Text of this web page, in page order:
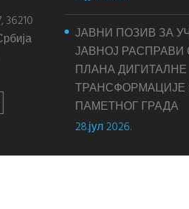
36210
ЈАВНИ ПОЗИВ ЗА
ЈАВНОЈ РАСПРАВИ
ПЛАНА ДИГИТАЛНЕ
ТРАНСФОРМАЦИЈЕ
ПАМЕТНОГ ГРАДА
28.јул 2026.